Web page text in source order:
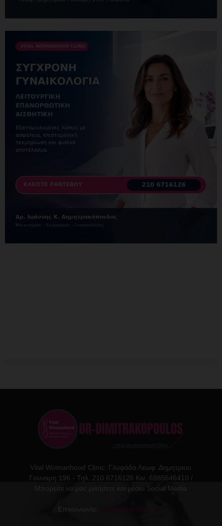
Vital Womanhood Clinic: Γλυφάδα Λεωφ. Δημητριου
Γουναρη 196 - Τηλ. 210 6716126 Κιν. 6985646410 /
Μπορείτε να μας μιλήσετε και μέσω Social Media
Επικοινωνία: ikdmd@hotmail.com